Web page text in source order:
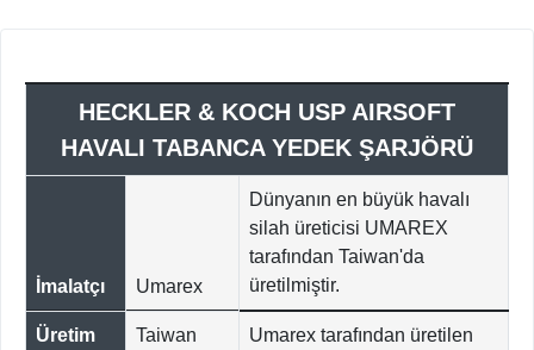
HECKLER & KOCH USP AIRSOFT
HAVALI TABANCA YEDEK ŞARJÖRÜ
İmalatçı Umarex
Dünyanın en büyük havalı
silah üreticisi UMAREX
tarafından Taiwan'da
üretilmiştir.
Üretim
Taiwan
Umarex tarafından üretilen